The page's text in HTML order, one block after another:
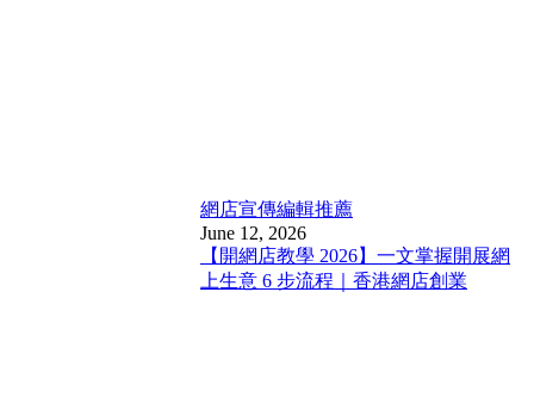
網店宣傳編輯推薦
June 12, 2026
【開網店教學 2026】一文掌握開展網
上生意 6 步流程｜香港網店創業